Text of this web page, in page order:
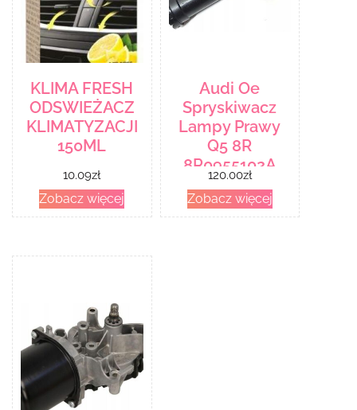
KLIMA FRESH
ODSWIEŻACZ
KLIMATYZACJI
150ML
10.09zł
Zobacz więcej
Audi Oe
Spryskiwacz
Lampy Prawy
Q5 8R
8R0955102A
8R0955102 A
120.00zł
Zobacz więcej